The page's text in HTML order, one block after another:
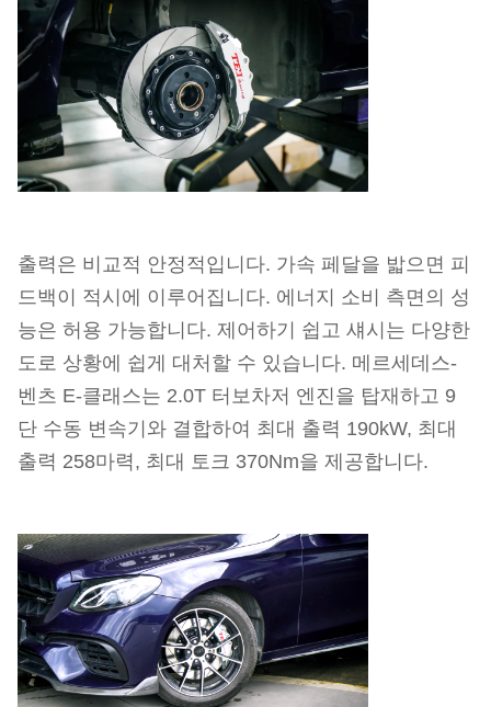
출력은 비교적 안정적입니다. 가속 페달을 밟으면 피
드백이 적시에 이루어집니다. 에너지 소비 측면의 성
능은 허용 가능합니다. 제어하기 쉽고 섀시는 다양한
도로 상황에 쉽게 대처할 수 있습니다. 메르세데스-
벤츠 E-클래스는 2.0T 터보차저 엔진을 탑재하고 9
단 수동 변속기와 결합하여 최대 출력 190kW, 최대
출력 258마력, 최대 토크 370Nm을 제공합니다.